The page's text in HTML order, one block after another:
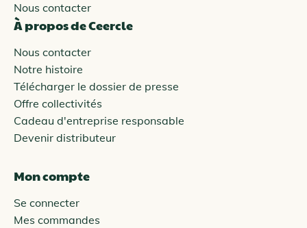
Nous contacter
À propos de Ceercle
Nous contacter
Notre histoire
Télécharger le dossier de presse
Offre collectivités
Cadeau d'entreprise responsable
Devenir distributeur
Mon compte
Se connecter
Mes commandes